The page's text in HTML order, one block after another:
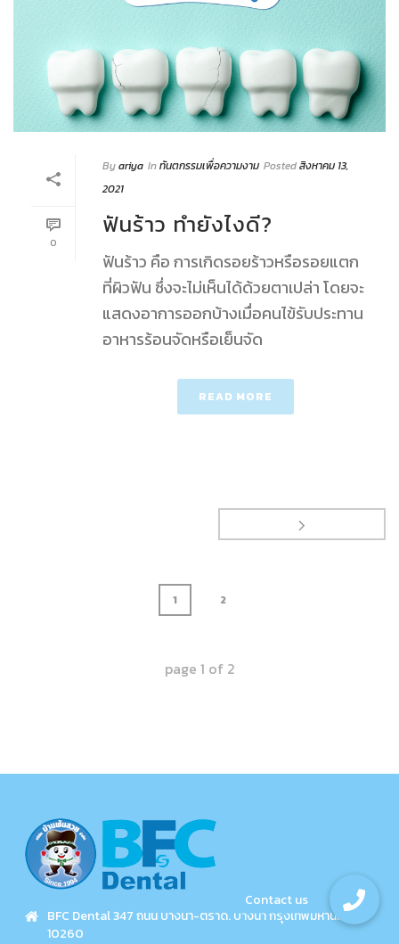
0
Byariya Inทันตกรรมเพื่อความงาม Postedสิงหาคม 13,
2021
ฟันร้าว ทำยังไงดี?
ฟันร้าว คือ การเกิดรอยร้าวหรือรอยแตก
ที่ผิวฟัน ซึ่งจะไม่เห็นได้ด้วยตาเปล่า โดยจะ
แสดงอาการออกบ้างเมื่อคนไข้รับประทาน
อาหารร้อนจัดหรือเย็นจัด
READ MORE
1 2
page 1 of 2
BFC Dental 347 ถนน บางนา-ตราด. บางนา กรุงเทพมหานคร
10260